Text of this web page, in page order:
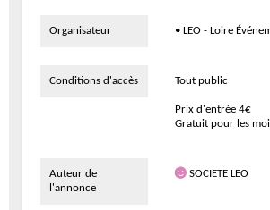
Organisateur • LEO - Loire
Conditions d'accès Tout public
Prix d'entrée 4€
Gratuit pour les
Auteur de
l'annonce
SOCIETE LEO